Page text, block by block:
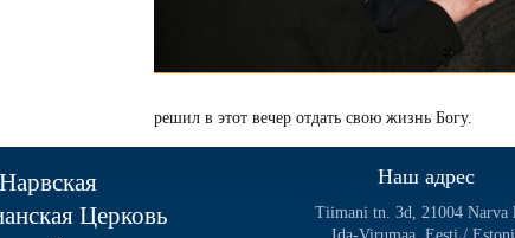
решил в этот вечер отдать свою жизнь Богу.
Нарвская
Церковь
Наш адрес
Tiimani tn. 3d, 21004 Narva